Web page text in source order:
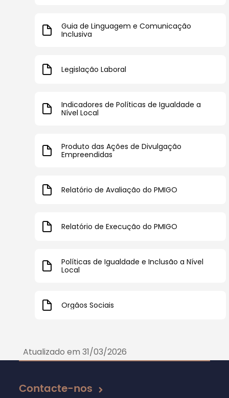
Guia de Linguagem e Comunicação
Inclusiva
Legislação Laboral
Indicadores de Políticas de Igualdade a
Nível Local
Produto das Ações de Divulgação
Empreendidas
Relatório de Avaliação do PMIGO
Relatório de Execução do PMIGO
Políticas de Igualdade e Inclusão a Nível
Local
Orgãos Sociais
Atualizado em 31/03/2026
Contacte-nos